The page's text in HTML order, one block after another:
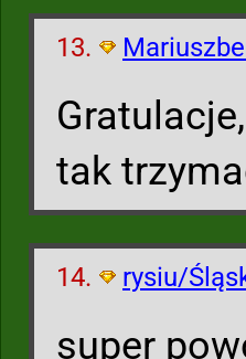
13.
tak
14. rysiu/
super